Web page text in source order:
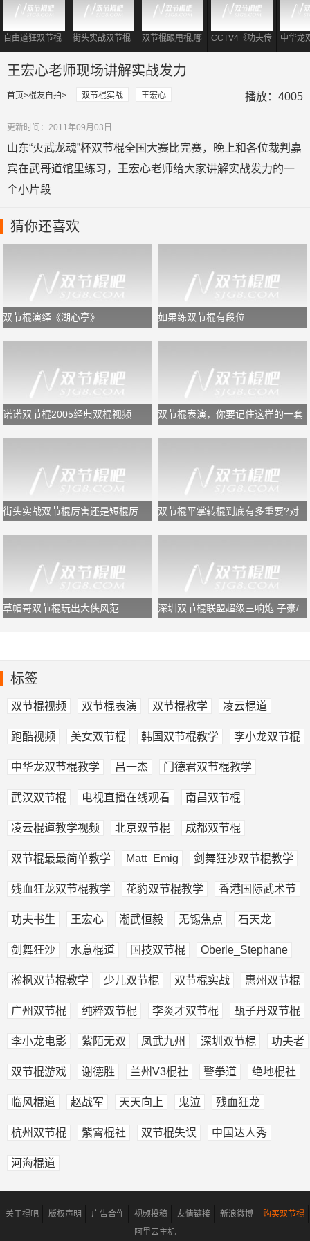
自由道狂双节棍
教学
街头实战双节棍
厉害还是短棍厉
害？
双节棍跟甩棍,哪
个实战更有威
力?大部分人都
错了
CCTV4《功夫传
承》双截棍实战
中华龙
战演示
王宏心老师现场讲解实战发力
首页 棍友自拍 双节棍实战 王宏心 播放：4005
更新时间：2011年09月03日
山东“火武龙魂”杯双节棍全国大赛比完赛，晚上和各位裁判嘉
宾在武哥道馆里练习，王宏心老师给大家讲解实战发力的一
个小片段
猜你还喜欢
双节棍演绎《湖心亭》 如果练双节棍有段位
诺诺双节棍2005经典双棍视频
双节棍表演，你要记住这样的一套
街头实战双节棍厉害还是短棍厉
双节棍平掌转棍到底有多重要?对
草帽哥双节棍玩出大侠风范
深圳双节棍联盟超级三响炮 子豪/
标签
双节棍视频 双节棍表演 双节棍教学 凌云棍道
跑酷视频 美女双节棍 韩国双节棍教学 李小龙双节棍
中华龙双节棍教学 吕一杰 门德君双节棍教学
武汉双节棍 电视直播在线观看 南昌双节棍
凌云棍道教学视频 北京双节棍 成都双节棍
双节棍最最简单教学 Matt_Emig 剑舞狂沙双节棍教学
残血狂龙双节棍教学 花豹双节棍教学 香港国际武术节
功夫书生 王宏心 潮武恒毅 无锡焦点 石天龙
剑舞狂沙 水意棍道 国技双节棍 Oberle_Stephane
瀚枫双节棍教学 少儿双节棍 双节棍实战 惠州双节棍
广州双节棍 纯粹双节棍 李炎才双节棍 甄子丹双节棍
李小龙电影 紫陌无双 凤武九州 深圳双节棍 功夫者
双节棍游戏 谢德胜 兰州V3棍社 警拳道 绝地棍社
临风棍道 赵战军 天天向上 鬼泣 残血狂龙
杭州双节棍 紫霄棍社 双节棍失误 中国达人秀
河海棍道
关于棍吧 版权声明 广告合作 视频投稿 友情链接 新浪微博
购买双节棍
阿里云主机